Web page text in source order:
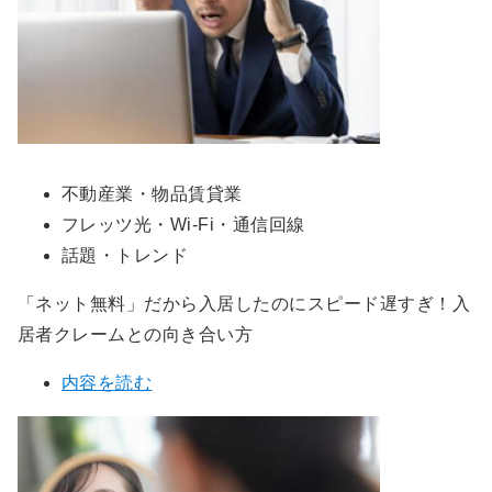
不動産業・物品賃貸業
フレッツ光・Wi-Fi・通信回線
話題・トレンド
「ネット無料」だから入居したのにスピード遅すぎ！入
居者クレームとの向き合い方
内容を読む